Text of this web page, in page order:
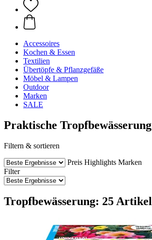
Accessoires
Kochen & Essen
Textilien
Übertöpfe & Pflanzgefäße
Möbel & Lampen
Outdoor
Marken
SALE
Praktische Tropfbewässerung
Filtern & sortieren
Preis Highlights Marken
Filter
Tropfbewässerung: 25 Artikel